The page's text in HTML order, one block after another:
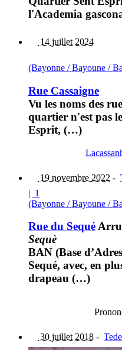
l'Academia
14 juillet 2024
(Bayonne / Bayoune /
Rue Cassaigne
Vu les noms des
quartier n'est pas
Esprit, (…)
19 novembre 2022 -
| 1
(Bayonne / Bayoune /
Rue du Sequé
Sequè
BAN (Base
Sequé, avec, en
drapeau (…)
30 juillet 2018 -